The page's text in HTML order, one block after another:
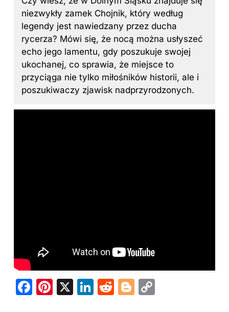
niezwykły zamek Chojnik, który według
legendy jest nawiedzany przez ducha
rycerza? Mówi się, że nocą można usłyszeć
echo jego lamentu, gdy poszukuje swojej
ukochanej, co sprawia, że miejsce to
przyciąga nie tylko miłośników historii, ale i
poszukiwaczy zjawisk nadprzyrodzonych.
F
Pi X
Li R
Bl